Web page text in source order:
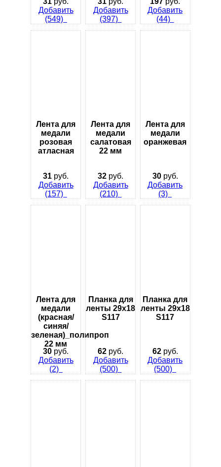
Добавить
(549)
Добавить
(397)
Добавить
(44)
Лента для
медали
розовая
атласная
31 руб.
Добавить
(157)
Лента для
медали
салатовая
22 мм
32 руб.
Добавить
(210)
Лента для
медали
оранжевая
30руб.
Добавить
(3)
Лента для
медали
(красная/
синяя/
зеленая)_полипроп
22 мм
30 руб.
Добавить
(2)
Планка для
ленты 29х18
S117
62 руб.
Добавить
(500)
Планка для
ленты 29х18
S117
62руб.
Добавить
(500)